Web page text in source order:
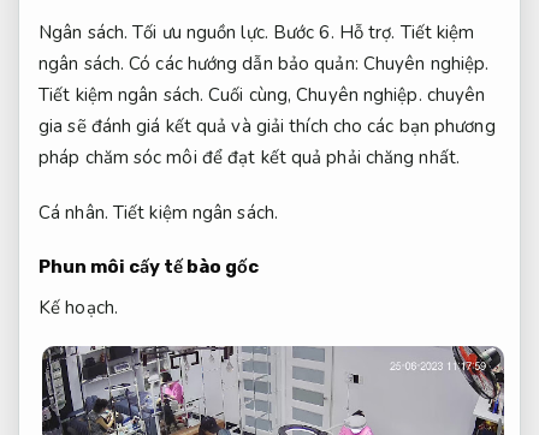
Ngân sách. Tối ưu nguồn lực. Bước 6. Hỗ trợ. Tiết kiệm
ngân sách. Có các hướng dẫn bảo quản: Chuyên nghiệp.
Tiết kiệm ngân sách. Cuối cùng,Chuyên nghiệp. chuyên
gia sẽ đánh giá kết quả và giải thích cho các bạn phương
pháp chăm sóc môi để đạt kết quả phải chăng nhất.
Cá nhân. Tiết kiệm ngân sách.
Phun môi cấy tế bào gốc
Kế hoạch.